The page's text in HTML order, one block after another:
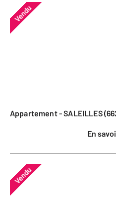
Vendu
Appartement - SALEILLES
En
Vendu